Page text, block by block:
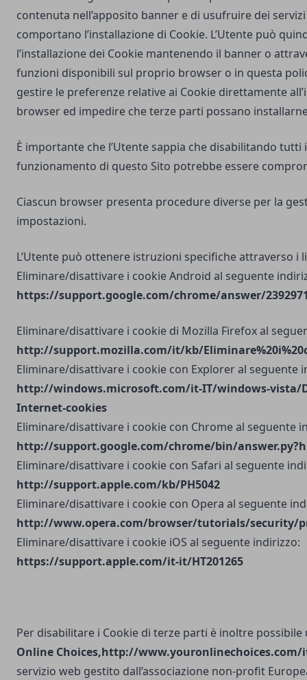
contenuta nell’apposito banner e di usufruire dei
comportano l’installazione di Cookie. L’Utente può
l’installazione dei Cookie mantenendo il banner o
funzioni disponibili sul proprio browser o in questa
gestire le preferenze relative ai Cookie direttamente
browser ed impedire che terze parti possano
È importante che l’Utente sappia che disabilitando tutti
funzionamento di questo Sito potrebbe essere
Ciascun browser presenta procedure diverse per la
impostazioni.
L’Utente può ottenere istruzioni specifiche attraverso i
Eliminare/disattivare i cookie Android al seguente
https://support.google.com/chrome/answer/
Eliminare/disattivare i cookie di Mozilla Firefox al
http://support.mozilla.com/it/kb/
Eliminare/disattivare i cookie con Explorer al seguente
http://windows.microsoft.com/it-IT/windows-vista/
Internet-cookies
Eliminare/disattivare i cookie con Chrome al seguente
http://support.google.com/chrome/bin/
Eliminare/disattivare i cookie con Safari al seguente
http://support.apple.com/kb/PH5042
Eliminare/disattivare i cookie con Opera al seguente
http://www.opera.com/browser/tutorials/security/
Eliminare/disattivare i cookie iOS al seguente indirizzo:
https://support.apple.com/it-it/HT201265
Per disabilitare i Cookie di terze parti è inoltre
Online Choices,http://www.youronlinechoices.com/
servizio web gestito dall’associazione non-profit